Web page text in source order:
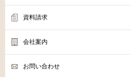
資料請求
会社案内
お問い合わせ